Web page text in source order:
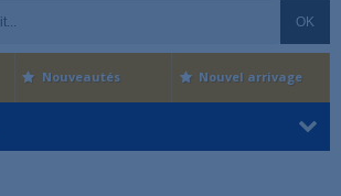
OK
Nouveautés Nouvel arrivage